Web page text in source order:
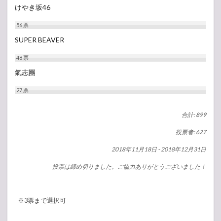
けやき坂46
56票
SUPER BEAVER
48票
氣志團
27票
合計: 899
投票者: 627
2018年11月18日 -2018年12月31日
投票は締め切りました。ご協力ありがとうございました！
※3票まで選択可